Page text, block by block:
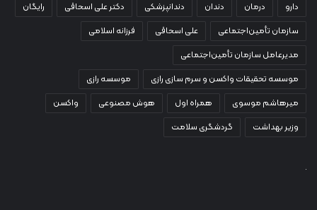
دارو درمان دندان دندانپزشکی دکتر علی اسحاقی
رایگان
سازمان تأمین‌اجتماعی
علی اسحاقی
فرزانه اسلامی
مدیرعامل سازمان تأمین‌اجتماعی
موسسه تحقیقات واکسن و سرم سازی رازی
موسسه رازی
میرهاشم موسوی
همراه اول هوش مصنوعی
واکسن
وزیر بهداشت
گردشگری سلامت